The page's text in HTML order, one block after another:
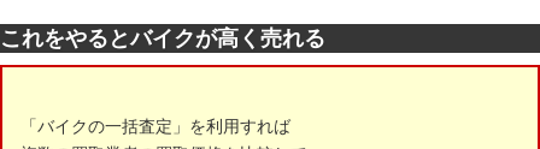
これをやるとバイクが高く売れる
「バイクの一括査定」を利用すれば